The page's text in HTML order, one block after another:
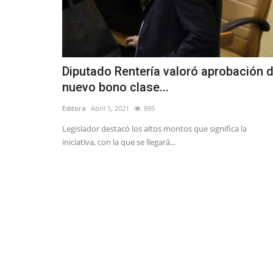
Diputado Rentería valoró aprobación
nuevo bono clase...
Editora Abril 5, 2021 895
Legislador destacó los altos montos que significa la
iniciativa, con la que se llegará...